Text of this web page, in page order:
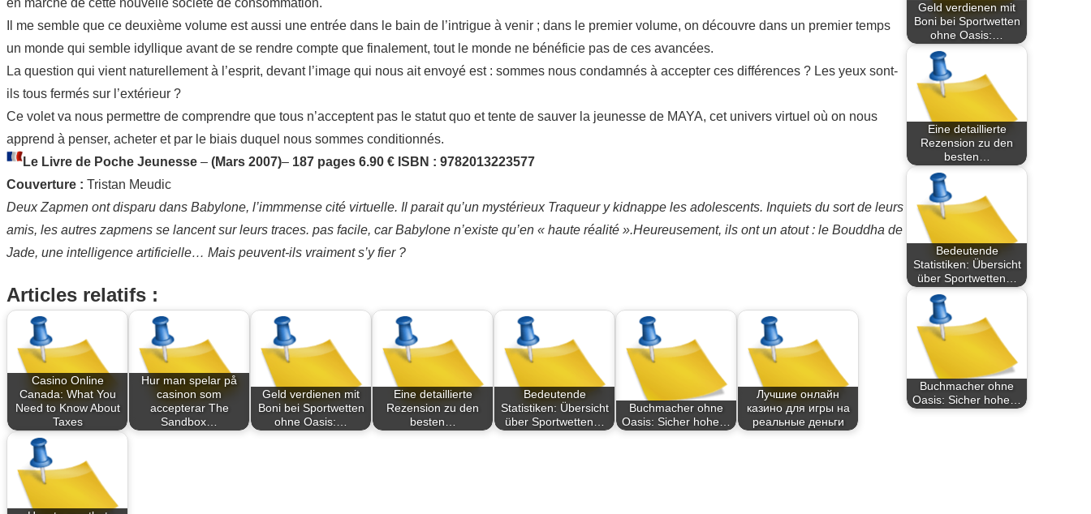
Il me semble que ce deuxième volume est aussi une entrée dans le bain de l’intrigue à venir ; dans le premier volume, on découvre dans un premier temps
un monde qui semble idyllique avant de se rendre compte que finalement, tout le monde ne bénéficie pas de ces avancées.
La question qui vient naturellement à l’esprit, devant l’image qui nous ait envoyé est : sommes nous condamnés à accepter ces différences ? Les yeux sont-
ils tous fermés sur l’extérieur ?
Ce volet va nous permettre de comprendre que tous n’acceptent pas le statut quo et tente de sauver la jeunesse de MAYA, cet univers virtuel où on nous
apprend à penser, acheter et par le biais duquel nous sommes conditionnés.
Le Livre de Poche Jeunesse – (Mars 2007)– 187 pages 6.90 € ISBN : 9782013223577
Couverture : Tristan Meudic
Deux Zapmen ont disparu dans Babylone, l’immmense cité virtuelle. Il parait qu’un mystérieux Traqueur y kidnappe les adolescents. Inquiets du sort de leurs
amis, les autres zapmens se lancent sur leurs traces. pas facile, car Babylone n’existe qu’en « haute réalité ».Heureusement, ils ont un atout : le Bouddha de
Jade, une intelligence artificielle… Mais peuvent-ils vraiment s’y fier ?
Articles relatifs :
Casino Online
Canada: What You
Need to Know About
Taxes
Hur man spelar på
casinon som
accepterar The
Sandbox…
Geld verdienen mit
Boni bei Sportwetten
ohne Oasis:…
Eine detaillierte
Rezension zu den
besten…
Bedeutende
Statistiken: Übersicht
über Sportwetten…
Buchmacher ohne
Oasis: Sicher hohe…
Лучшие онлайн
казино для игры на
реальные деньги
Geld verdienen mit
Boni bei Sportwetten
ohne Oasis:…
Eine detaillierte
Rezension zu den
besten…
Bedeutende
Statistiken: Übersicht
über Sportwetten…
Buchmacher ohne
Oasis: Sicher hohe…